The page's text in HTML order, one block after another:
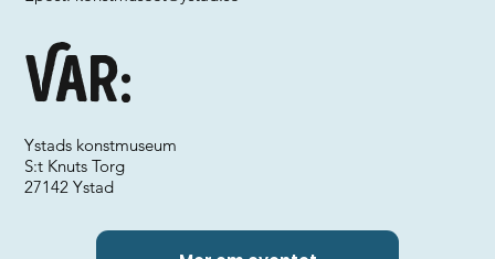
Var:
Ystads konstmuseum
S:t Knuts Torg
27142 Ystad